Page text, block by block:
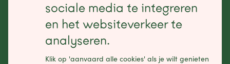
Schrijf je in voor onze nieuwsbrief
sociale media te integreren
en het websiteverkeer te
analyseren.
Klik op 'aanvaard alle cookies' als je wilt genieten